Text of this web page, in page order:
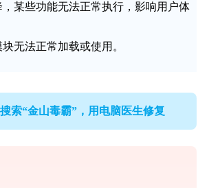
某些功能无法正常执行，影响用户体
无法正常加载或使用。
索“金山毒霸”，用电脑医生修复